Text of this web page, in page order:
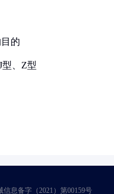
的
、Z型
息备字（2021）第00159号